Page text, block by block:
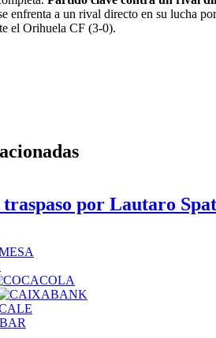
enfrenta a un rival directo en su lucha
el Orihuela CF (3-0).
por Lautaro